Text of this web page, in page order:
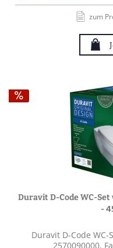
zum
Duravit D-Code WC-
-
Duravit D-Code
2570090000,